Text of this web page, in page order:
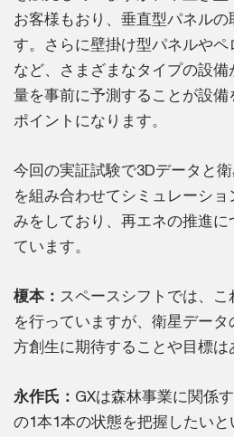
お客様もおり、垂直型パネルの
す。さらに壁掛け型パネルや
など、さまざまなタイプの設
量を事前に予測することが設
ポイントになります。
今回の実証試験で3Dデータと
を組み合わせてシミュレーシ
みをしており、再エネの推進
ています。
榎本： スペースシフトでは、
を行っていますが、衛星デー
方創生に期待することや目標は
永作氏： GXは森林事業に関係
の1本1本の状態を把握したい